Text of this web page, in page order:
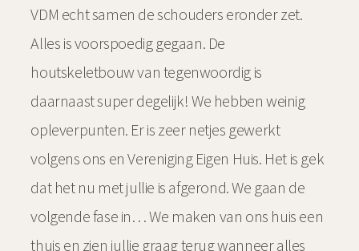
VDM echt samen de schouders eronder zet.
Alles is voorspoedig gegaan. De
houtskeletbouw van tegenwoordig is
daarnaast super degelijk! We hebben weinig
opleverpunten. Er is zeer netjes gewerkt
volgens ons en Vereniging Eigen Huis. Het is gek
dat het nu met jullie is afgerond. We gaan de
volgende fase in… We maken van ons huis een
thuis en zien jullie graag terug wanneer alles